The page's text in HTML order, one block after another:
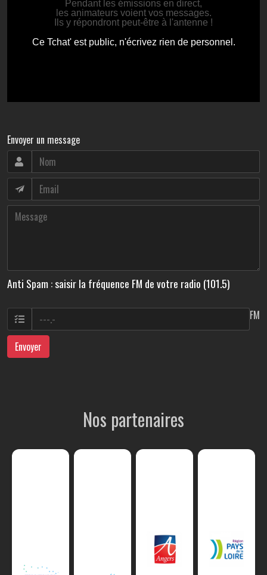
Envoyer un message
Anti Spam : saisir la fréquence FM de votre radio (101.5)
FM
Envoyer
Nos partenaires